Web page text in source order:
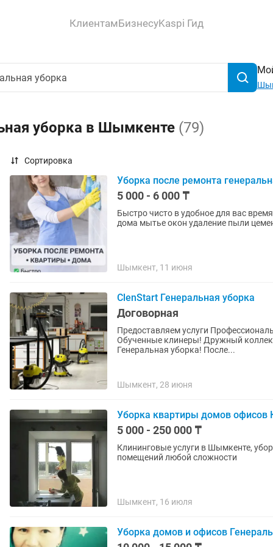
КлиентамБизнесуKaspi Гид
уборка в Шымкенте (79)
Сортировка
Уборка после ремонта
5 000 - 6 000 ₸
Быстро чисто в удобное для вас
дома мытье окон удаление пыли
Шымкент, 11 июня
ClenStart Генеральная уборка
Договорная
Предоставляем услуги
Обученные клинеры! Дружный
Генеральная уборка! После...
Шымкент, 28 июня
Уборка квартиры домов офисов
5 000 - 250 000 ₸
Клининговые услуги в Шымкенте,
помещений любой сложности
Шымкент, 16 июля
Уборка домов и офисов